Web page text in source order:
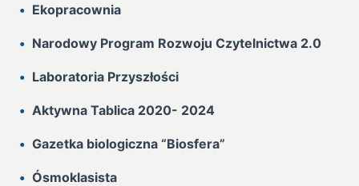
Ekopracownia
Narodowy Program Rozwoju Czytelnictwa 2.0
Laboratoria Przyszłości
Aktywna Tablica 2020- 2024
Gazetka biologiczna “Biosfera”
Ósmoklasista